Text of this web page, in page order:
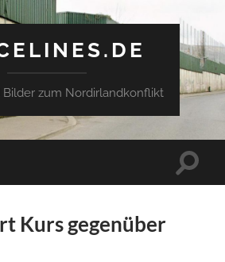
Bilder zum Nordirlandkonflikt
Kurs gegenüber